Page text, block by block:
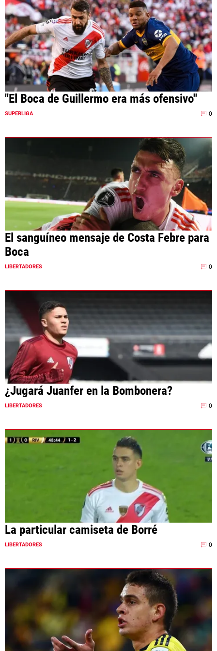
"El Boca de Guillermo era más ofensivo"
SUPERLIGA 0
El sanguíneo mensaje de Costa Febre para
Boca
LIBERTADORES 0
¿Jugará Juanfer en la Bombonera?
LIBERTADORES 0
La particular camiseta de Borré
LIBERTADORES 0